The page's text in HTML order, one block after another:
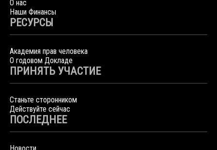
О нас
Наши Финансы
РЕСУРСЫ
Академия прав человека
О годовом Докладе
ПРИНЯТЬ УЧАСТИЕ
Станьте сторонником
Действуйте сейчас
ПОСЛЕДНЕЕ